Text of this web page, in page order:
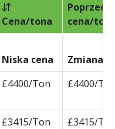
Cena/tona
cena/
Niska cena
Zmiana
£4400/Ton £4400/
£3415/Ton £3415/